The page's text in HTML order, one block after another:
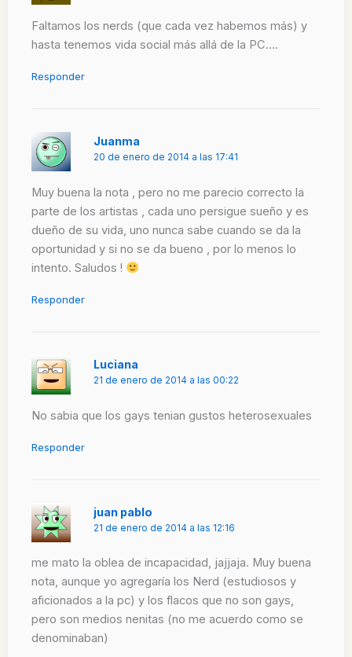
Faltamos los nerds (que cada vez habemos más) y
hasta tenemos vida social más allá de la PC….
Responder
Juanma
20 de enero de 2014 a las 17:41
Muy buena la nota , pero no me parecio correcto la
parte de los artistas , cada uno persigue sueño y es
dueño de su vida, uno nunca sabe cuando se da la
oportunidad y si no se da bueno , por lo menos lo
intento. Saludos !
Responder
Luciana
21 de enero de 2014 a las 00:22
No sabia que los gays tenian gustos heterosexuales
Responder
juan pablo
21 de enero de 2014 a las 12:16
me mato la oblea de incapacidad, jajjaja. Muy buena
nota, aunque yo agregaría los Nerd (estudiosos y
aficionados a la pc) y los flacos que no son gays,
pero son medios nenitas (no me acuerdo como se
denominaban)